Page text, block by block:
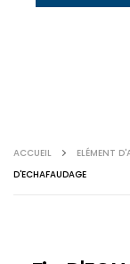
ACCUEIL ELÉMENT
D'ECHAFAUDAGE